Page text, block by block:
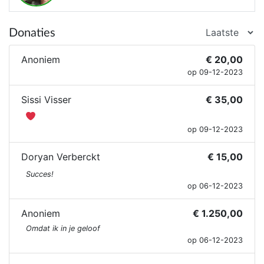
Donaties
Anoniem € 20,00
op 09-12-2023
Sissi Visser € 35,00
op 09-12-2023
Doryan Verberckt € 15,00
Succes!
op 06-12-2023
Anoniem € 1.250,00
Omdat ik in je geloof
op 06-12-2023